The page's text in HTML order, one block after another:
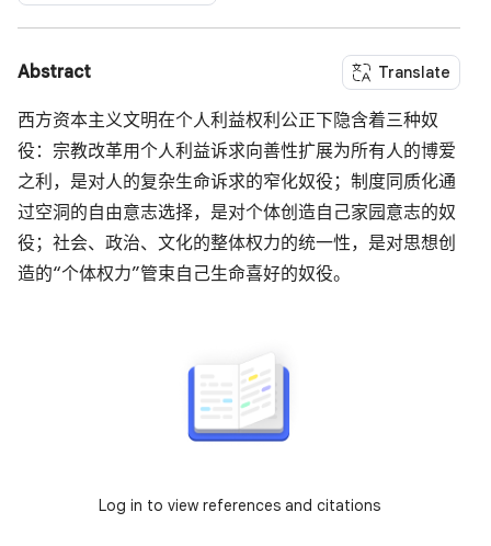
Abstract Translate
西方资本主义文明在个人利益权利公正下隐含着三种奴
役：宗教改革用个人利益诉求向善性扩展为所有人的博爱
之利，是对人的复杂生命诉求的窄化奴役；制度同质化通
过空洞的自由意志选择，是对个体创造自己家园意志的奴
役；社会、政治、文化的整体权力的统一性，是对思想创
造的“个体权力”管束自己生命喜好的奴役。
Log in to view references and citations